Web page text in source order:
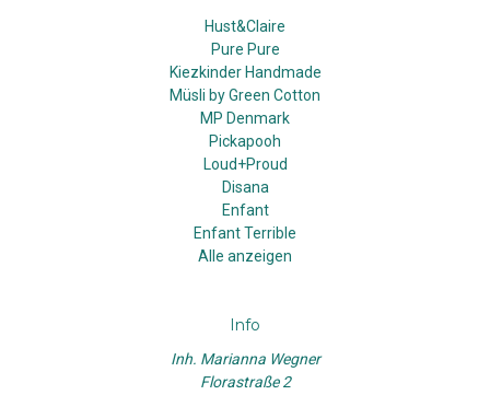
Hust&Claire
Pure Pure
Kiezkinder Handmade
Müsli by Green Cotton
MP Denmark
Pickapooh
Loud+Proud
Disana
Enfant
Enfant Terrible
Alle anzeigen
Info
Inh. Marianna Wegner
Florastraße 2